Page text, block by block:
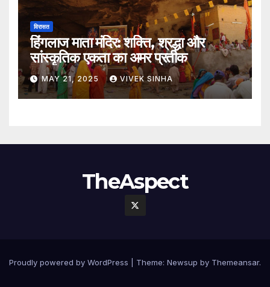
विरासत
हिंगलाज माता मंदिर: शक्ति, श्रद्धा और
सांस्कृतिक एकता का अमर प्रतीक
MAY 21, 2025 VIVEK SINHA
TheAspect
Proudly powered by WordPress Theme: Newsup by Themeansar.